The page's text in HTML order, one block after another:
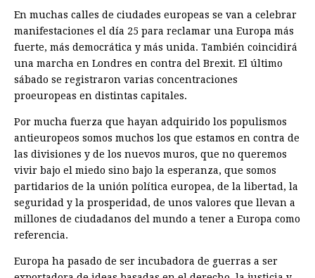
En muchas calles de ciudades europeas se van a celebrar
manifestaciones el día 25 para reclamar una Europa más
fuerte, más democrática y más unida. También coincidirá
una marcha en Londres en contra del Brexit. El último
sábado se registraron varias concentraciones
proeuropeas en distintas capitales.
Por mucha fuerza que hayan adquirido los populismos
antieuropeos somos muchos los que estamos en contra de
las divisiones y de los nuevos muros, que no queremos
vivir bajo el miedo sino bajo la esperanza, que somos
partidarios de la unión política europea, de la libertad, la
seguridad y la prosperidad, de unos ­valores que llevan a
millones de ciuda­danos del mundo a tener a Europa como
referencia.
Europa ha pasado de ser incubadora de guerras a ser